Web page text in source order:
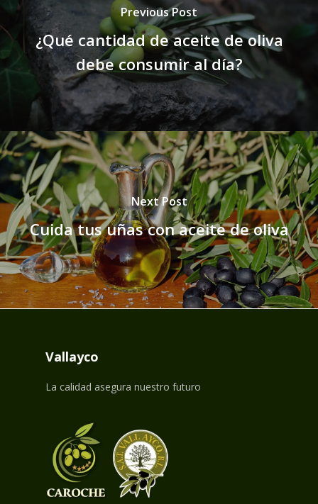
Previous Post
¿Qué cantidad de aceite de oliva
debe consumir al día?
Next Post
Cuida tus uñas con aceite de oliva
Vallayco
La calidad asegura nuestro futuro